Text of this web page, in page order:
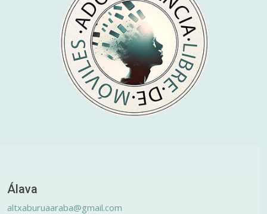
Álava
altxaburuaaraba@gmail.com